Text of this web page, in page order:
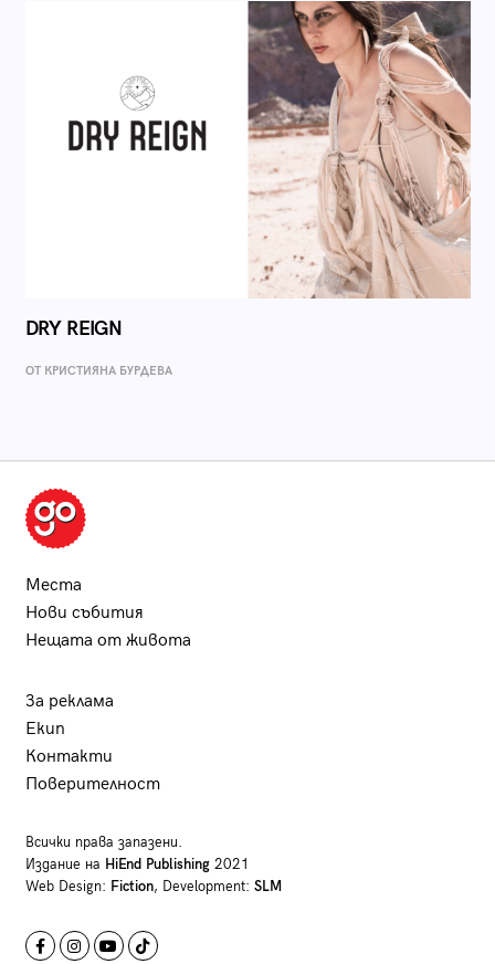
DRY REIGN
ОТ КРИСТИЯНА БУРДЕВА
Места
Нови събития
Нещата от живота
За реклама
Екип
Контакти
Поверителност
Всички права запазени.
Издание на HiEnd Publishing2021
Web Design: Fiction, Development: SLM